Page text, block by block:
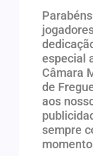
especial
Câmara
de
aos
sempre